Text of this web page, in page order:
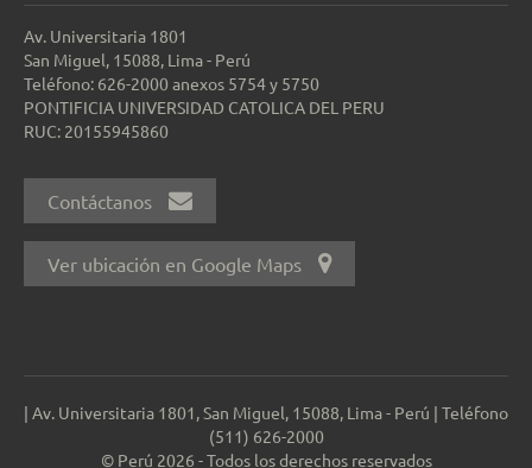
Av. Universitaria 1801
San Miguel, 15088, Lima - Perú
Teléfono: 626-2000 anexos 5754 y 5750
PONTIFICIA UNIVERSIDAD CATOLICA DEL PERU
RUC: 20155945860
Contáctanos
Ver ubicación en Google Maps
| Av. Universitaria 1801, San Miguel, 15088, Lima - Perú | Teléfono
(511) 626-2000
© Perú 2026 - Todos los derechos reservados